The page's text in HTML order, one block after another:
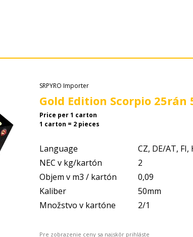
SRPYRO Importer
Gold Edition Scorpio
Price per 1 carton
1 carton = 2 pieces
Language
CZ, DE/AT, FI,
NEC v kg/kartón
2
Objem v m3 / kartón
0,09
Kaliber
50mm
Množstvo v kartóne
2/1